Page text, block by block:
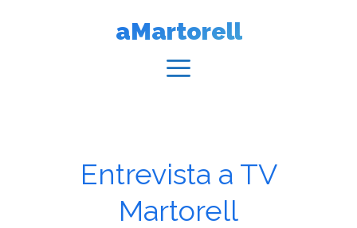
aMartorell
Entrevista a TV
Martorell